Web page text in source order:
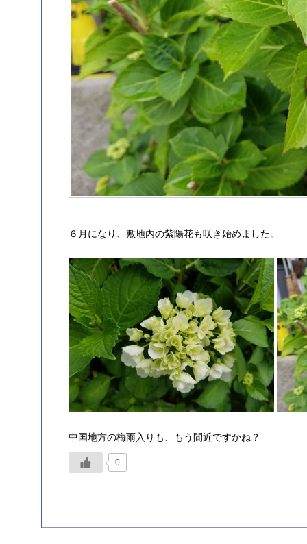
６月になり、敷地内の紫陽花も咲き始めました。
中国地方の梅雨入りも、もう間近ですかね？
0